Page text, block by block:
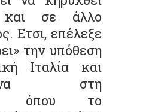
και σε άλλο
Ετσι, επέλεξε
την υπόθεση
Ιταλία και
στη
όπου το